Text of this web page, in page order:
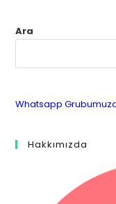
Ara
Whatsapp Grubumuza
Hakkımızda